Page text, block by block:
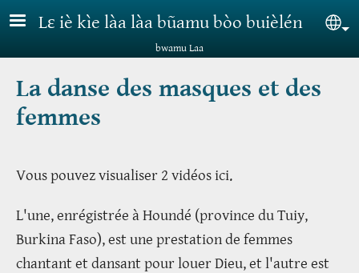
Aller au contenu principal
Lɛ iè kìe làa làa bũamu bòo buièlén
bwamu Laa
La danse des masques et des
femmes
Vous pouvez visualiser 2 vidéos ici.
L'une, enrégistrée à Houndé (province du Tuiy,
Burkina Faso), est une prestation de femmes
chantant et dansant pour louer Dieu, et l'autre est